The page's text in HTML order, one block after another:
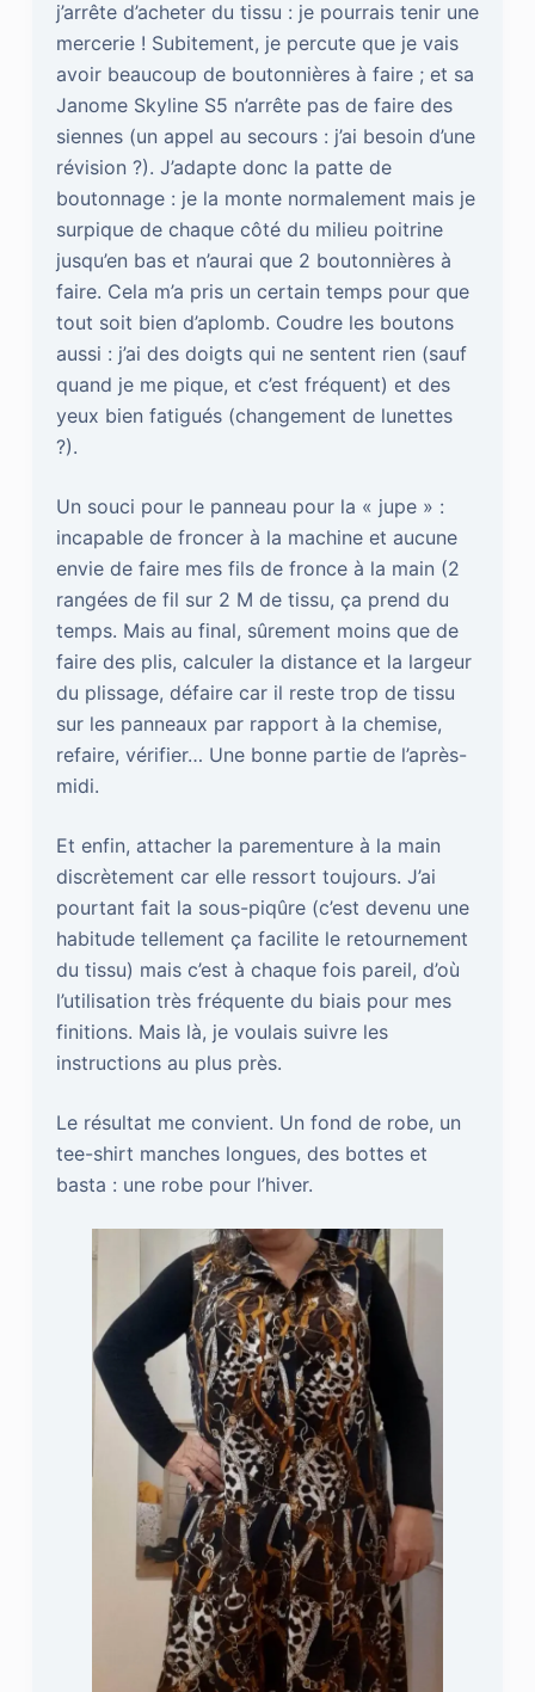
j’arrête d’acheter du tissu : je pourrais tenir une
mercerie ! Subitement, je percute que je vais
avoir beaucoup de boutonnières à faire ; et sa
Janome Skyline S5 n’arrête pas de faire des
siennes (un appel au secours : j’ai besoin d’une
révision ?). J’adapte donc la patte de
boutonnage : je la monte normalement mais je
surpique de chaque côté du milieu poitrine
jusqu’en bas et n’aurai que 2 boutonnières à
faire. Cela m’a pris un certain temps pour que
tout soit bien d’aplomb. Coudre les boutons
aussi : j’ai des doigts qui ne sentent rien (sauf
quand je me pique, et c’est fréquent) et des
yeux bien fatigués (changement de lunettes
?).
Un souci pour le panneau pour la « jupe » :
incapable de froncer à la machine et aucune
envie de faire mes fils de fronce à la main (2
rangées de fil sur 2 M de tissu, ça prend du
temps. Mais au final, sûrement moins que de
faire des plis, calculer la distance et la largeur
du plissage, défaire car il reste trop de tissu
sur les panneaux par rapport à la chemise,
refaire, vérifier… Une bonne partie de l’après-
midi.
Et enfin, attacher la parementure à la main
discrètement car elle ressort toujours. J’ai
pourtant fait la sous-piqûre (c’est devenu une
habitude tellement ça facilite le retournement
du tissu) mais c’est à chaque fois pareil, d’où
l’utilisation très fréquente du biais pour mes
finitions. Mais là, je voulais suivre les
instructions au plus près.
Le résultat me convient. Un fond de robe, un
tee-shirt manches longues, des bottes et
basta : une robe pour l’hiver.